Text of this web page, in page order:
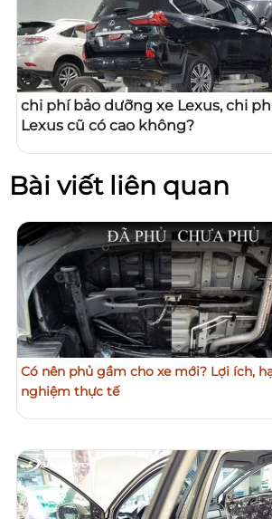
chi phí bảo dưỡng xe Lexus, chi
Lexus cũ có cao không?
Bài viết liên quan
Có nên phủ gầm cho xe mới? Lợi ích,
nghiệm thực tế